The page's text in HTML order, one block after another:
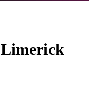
Limerick